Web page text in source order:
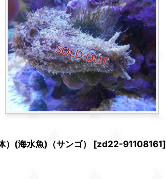
(海水魚)（サンゴ） [zd22-91108161]